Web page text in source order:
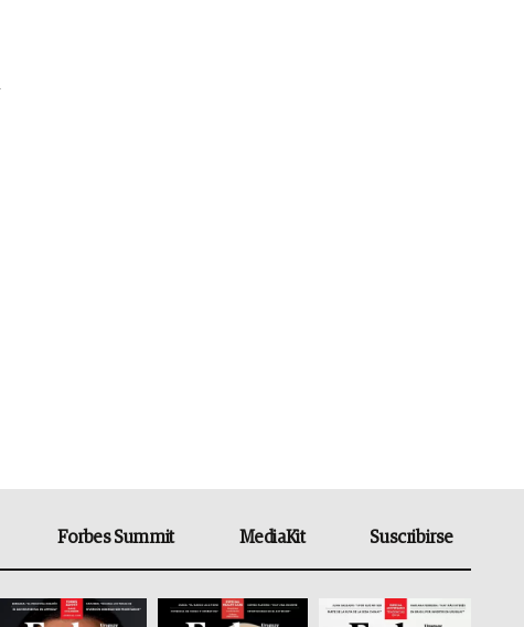
Forbes Summit MediaKit Suscribirse